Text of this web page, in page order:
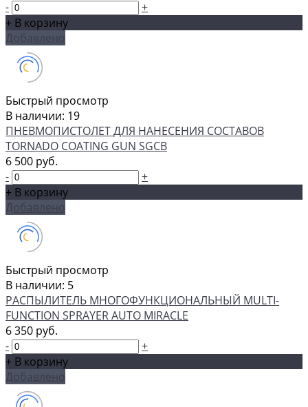
-
+
+ В корзину
Добавлено
Быстрый просмотр
В наличии: 19
ПНЕВМОПИСТОЛЕТ ДЛЯ НАНЕСЕНИЯ СОСТАВОВ
TORNADO COATING GUN SGCB
6 500 руб.
-
+
+ В корзину
Добавлено
Быстрый просмотр
В наличии: 5
РАСПЫЛИТЕЛЬ МНОГОФУНКЦИОНАЛЬНЫЙ MULTI-
FUNCTION SPRAYER AUTO MIRACLE
6 350 руб.
-
+
+ В корзину
Добавлено